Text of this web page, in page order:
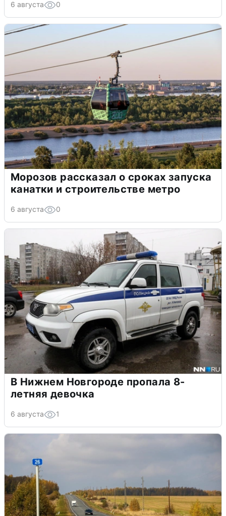
6 августа 0
Морозов рассказал о сроках запуска
канатки и строительстве метро
6 августа 0
В Нижнем Новгороде пропала 8-
летняя девочка
6 августа 1